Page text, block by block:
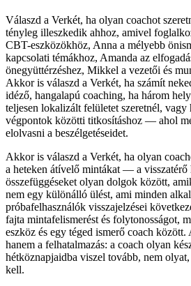
Válaszd a Verkét, ha olyan coachot
tényleg illeszkedik ahhoz, amivel
CBT-eszközökhöz, Anna a mélyebb
kapcsolati témákhoz, Amanda az
önegyüttérzéshez, Mikkel a vezetői és
Akkor is válaszd a Verkét, ha számít
idéző, hangalapú coaching, ha három
teljesen lokalizált felületet szeretnél, vagy
végpontok közötti titkosításhoz — ahol
elolvasni a beszélgetéseidet.
Akkor is válaszd a Verkét, ha olyan
a heteken átívelő mintákat — a visszatérő
összefüggéseket olyan dolgok között,
nem egy különálló ülést, ami minden
próbafelhasználók visszajelzései
fajta mintafelismerést és folytonosságot,
eszköz és egy téged ismerő coach között.
hanem a felhatalmazás: a coach olyan
hétköznapjaidba viszel tovább, nem
kell.